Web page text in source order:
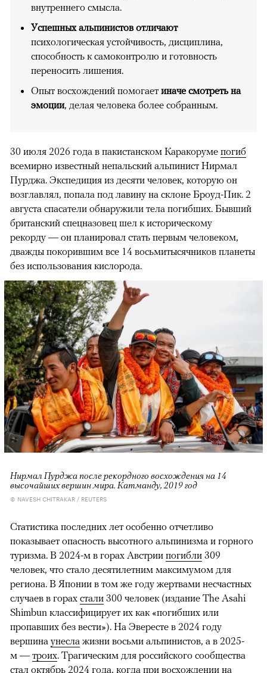
внутреннего смысла.
Успешных альпинистов отличают
психологическая устойчивость, дисциплина,
способность к самоконтролю и готовность
переносить лишения.
Опыт восхождений помогает иначе смотреть на
эмоции, делая человека более собранным.
30 июля 2026 года в пакистанском Каракоруме погиб
всемирно известный непальский альпинист Нирмал
Пурджа. Экспедиция из десяти человек, которую он
возглавлял, попала под лавину на склоне Броуд-Пик. 2
августа спасатели обнаружили тела погибших. Бывший
британский спецназовец шел к историческому
рекорду — он планировал стать первым человеком,
дважды покорившим все 14 восьмитысячников планеты
без использования кислорода.
Нирмал Пурджа после рекордного восхождения на 14
высочайших вершин мира. Катманду, 2019 год
© NAVESH CHITRAKAR / REUTERS
Статистика последних лет особенно отчетливо
показывает опасность высотного альпинизма и горного
туризма. В 2024-м в горах Австрии погибли 309
человек, что стало десятилетним максимумом для
региона. В Японии в том же году жертвами несчастных
случаев в горах стали 300 человек (издание The Asahi
Shimbun классифицирует их как «погибших или
пропавших без вести»). На Эвересте в 2024 году
вершина унесла жизни восьми альпинистов, а в 2025-
м — троих. Трагическим для российского сообщества
стал октябрь 2024 года, когда при восхождении на